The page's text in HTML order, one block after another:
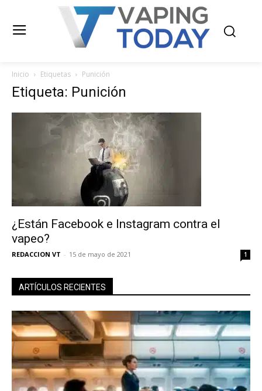
Inicio Etiquetas Punición
Etiqueta: Punición
¿Están Facebook e Instagram contra el
vapeo?
REDACCION VT - 15 de mayo de 2021 1
ARTÍCULOS RECIENTES